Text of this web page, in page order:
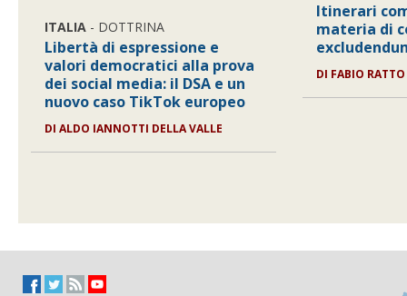
ITALIA - DOTTRINA
Libertà di espressione e
valori democratici alla prova
dei social media: il DSA e un
nuovo caso TikTok europeo
DIALDO IANNOTTI DELLA VALLE
Itinerari
materia di
DI FABIO